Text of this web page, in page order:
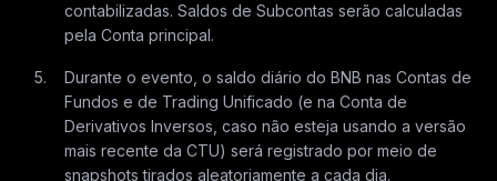
contabilizadas. Saldos de Subcontas serão calculadas
pela Conta principal.
Durante o evento, o saldo diário do BNB nas Contas de
Fundos e de Trading Unificado (e na Conta de
Derivativos Inversos, caso não esteja usando a versão
mais recente da CTU) será registrado por meio de
snapshots tirados aleatoriamente a cada dia.